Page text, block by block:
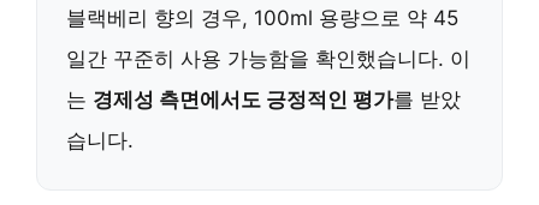
블랙베리 향의 경우, 100ml 용량으로 약 45
일간 꾸준히 사용 가능함을 확인했습니다. 이
는 경제성 측면에서도 긍정적인 평가를 받았
습니다.